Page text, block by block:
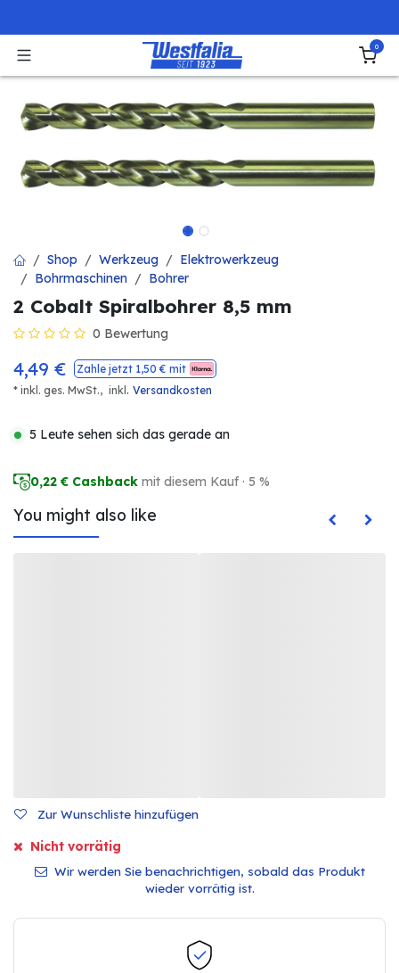
0
Shop Werkzeug
Elektrowerkzeug
Bohrmaschinen
Bohrer
2 Cobalt Spiralbohrer 8,5 mm
0 Bewertung
4,49 € Zahle jetzt 1,50 € mit
* inkl. ges. MwSt., inkl . Versandkosten
5 Leute sehen sich das gerade an
0,22 € Cashback mit diesem Kauf · 5 %
You might also like
Zur Wunschliste hinzufügen
Nicht vorrätig
Wir werden Sie benachrichtigen, sobald das Produkt
wieder vorrätig ist.